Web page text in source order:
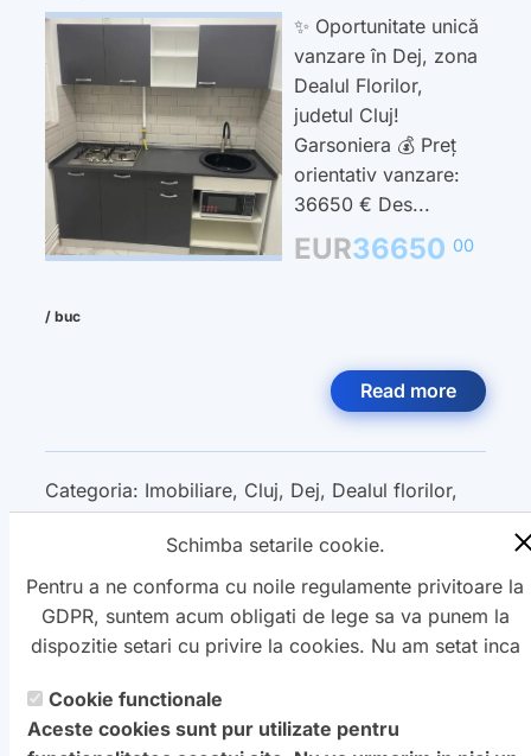
✨ Oportunitate unică
vanzare în Dej, zona
Dealul Florilor,
judetul Cluj!
Garsoniera 💰 Preț
orientativ vanzare:
36650 € Des...
EUR36650 00
/ buc
Read more
Categoria: Imobiliare, Cluj, Dej, Dealul florilor,
Garsoniera,Vanzare,
Copyright ©Petro&
profesionale de creareWebNou. Hai la noi !
Schimba setarile cookie.
Pentru a ne conforma cu noile regulamente privitoare la
GDPR, suntem acum obligati de lege sa va punem la
dispozitie setari cu privire la cookies. Nu am setat inca
schimbati aceste setari mai tarziu, va punem la
dispozitie un buton in coltul de jos al paginii. In orice
Cookie functionale
Aceste cookies sunt pur utilizate pentru